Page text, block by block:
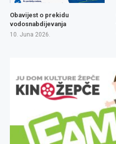
Obavijest o prekidu
vodosnabdijevanja
10. Juna 2026.